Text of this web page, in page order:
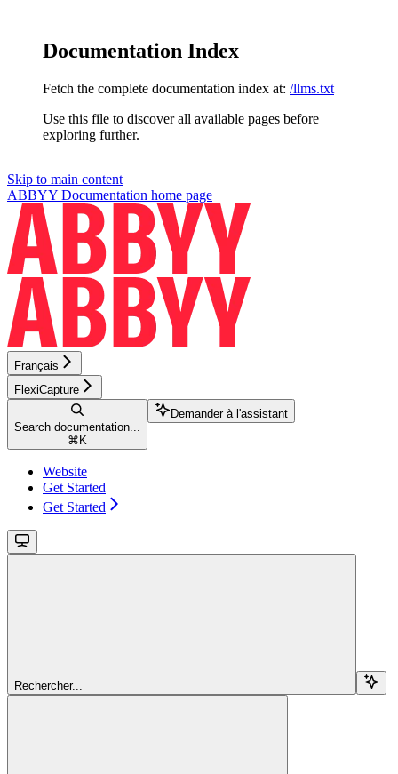
Documentation Index
Fetch the complete documentation index at: /llms.txt
Use this file to discover all available pages before
exploring further.
Skip to main content
ABBYY Documentation home page
Français
FlexiCapture
Search documentation...
⌘ K
Demander à l'assistant
Website
Get Started
Get Started
Rechercher...